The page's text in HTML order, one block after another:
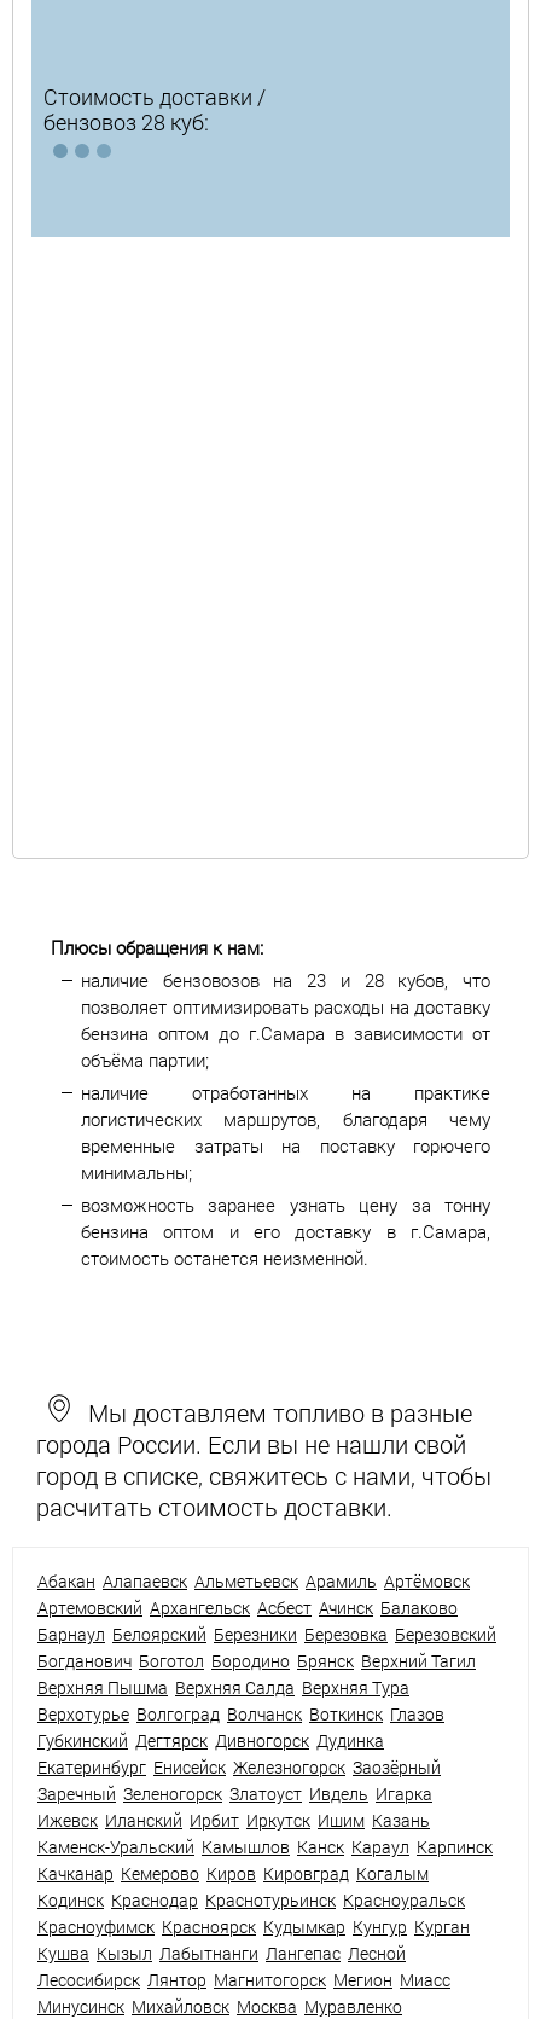
Стоимость доставки /
бензовоз 28 куб:
Плюсы обращения к нам:
наличие бензовозов на 23 и 28 кубов, что
позволяет оптимизировать расходы на доставку
бензина оптом до г.Самара в зависимости от
объёма партии;
наличие отработанных на практике
логистических маршрутов, благодаря чему
временные затраты на поставку горючего
минимальны;
возможность заранее узнать цену за тонну
бензина оптом и его доставку в г.Самара,
стоимость останется неизменной.
Мы доставляем топливо в разные
города России. Если вы не нашли свой
город в списке, свяжитесь с нами, чтобы
расчитать стоимость доставки.
Абакан Алапаевск Альметьевск Арамиль Артёмовск
Артемовский Архангельск Асбест Ачинск Балаково
Барнаул Белоярский Березники Березовка Березовский
Богданович Боготол Бородино Брянск Верхний Тагил
Верхняя Пышма Верхняя Салда Верхняя Тура
Верхотурье Волгоград Волчанск Воткинск Глазов
Губкинский Дегтярск Дивногорск Дудинка
Екатеринбург Енисейск Железногорск Заозёрный
Заречный Зеленогорск Златоуст Ивдель Игарка
Ижевск Иланский Ирбит Иркутск Ишим Казань
Каменск-Уральский Камышлов Канск Караул Карпинск
Качканар Кемерово Киров Кировград Когалым
Кодинск Краснодар Краснотурьинск Красноуральск
Красноуфимск Красноярск Кудымкар Кунгур Курган
Кушва Кызыл Лабытнанги Лангепас Лесной
Лесосибирск Лянтор Магнитогорск Мегион Миасс
Минусинск Михайловск Москва Муравленко